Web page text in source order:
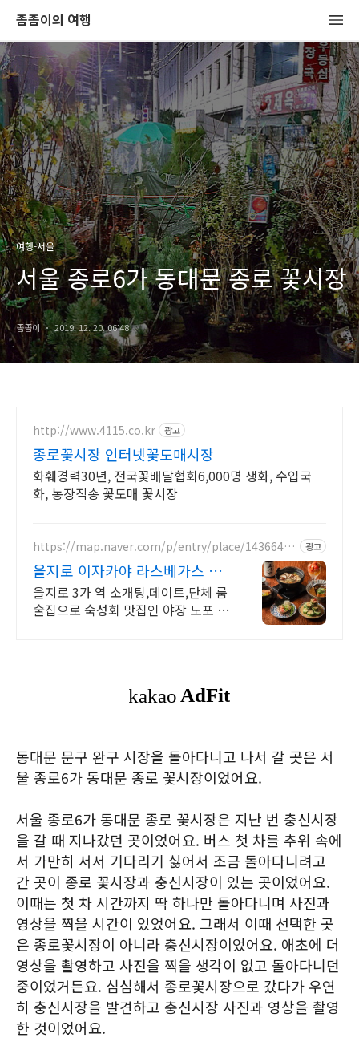
좀좀이의 여행
여행-서울
서울 종로6가 동대문 종로 꽃시장
좀좀이 2019. 12. 20. 06:48
http://www.4115.co.kr 광고
종로꽃시장 인터넷꽃도매시장
화훼경력30년, 전국꽃배달협회6,000명 생화, 수입국
화, 농장직송 꽃도매 꽃시장
https://map.naver.com/p/entry/place/14366454
광고
을지로 이자카야 라스베가스 니
쿠도후,다양한소요리맛집
을지로 3가 역 소개팅,데이트,단체 룸
술집으로 숙성회 맛집인 야장 노포 이
동대문 문구 완구 시장을 돌아다니고 나서 갈 곳은 서
울 종로6가 동대문 종로 꽃시장이었어요.
서울 종로6가 동대문 종로 꽃시장은 지난 번 충신시장
을 갈 때 지나갔던 곳이었어요. 버스 첫 차를 추위 속에
서 가만히 서서 기다리기 싫어서 조금 돌아다니려고
간 곳이 종로 꽃시장과 충신시장이 있는 곳이었어요.
이때는 첫 차 시간까지 딱 하나만 돌아다니며 사진과
영상을 찍을 시간이 있었어요. 그래서 이때 선택한 곳
은 종로꽃시장이 아니라 충신시장이었어요. 애초에 더
영상을 촬영하고 사진을 찍을 생각이 없고 돌아다니던
중이었거든요. 심심해서 종로꽃시장으로 갔다가 우연
히 충신시장을 발견하고 충신시장 사진과 영상을 촬영
한 것이었어요.